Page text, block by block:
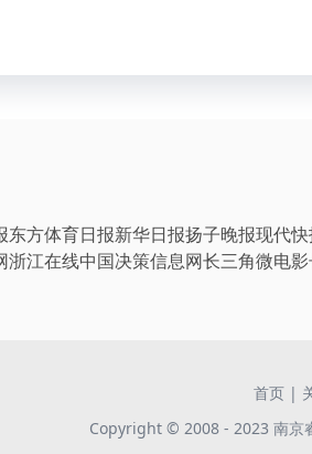
东方体育日报新华日报扬子晚报现代
浙江在线中国决策信息网长三角微电影
首页 |
Copyright © 2008 - 2023 南京